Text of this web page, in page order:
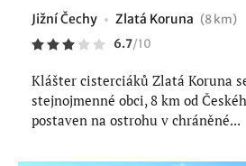
Jižní Čechy Zlatá Koruna (8 km)
6.7/10
Klášter cisterciáků Zlatá Koruna
stejnojmenné obci, 8 km od
postaven na ostrohu v chráněné...